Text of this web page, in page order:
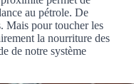
au pétrole. De
Mais pour toucher les
la nourriture des
de notre système